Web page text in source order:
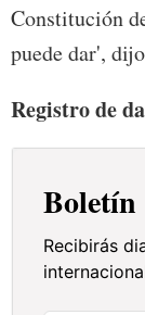
Constitución
puede dar',
Registro de
Boletín
Recibirás